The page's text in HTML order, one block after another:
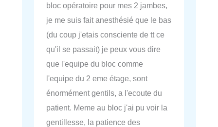
bloc opératoire pour mes 2 jambes,
je me suis fait anesthésié que le bas
(du coup j'etais consciente de tt ce
qu'il se passait) je peux vous dire
que l'equipe du bloc comme
l'equipe du 2 eme étage, sont
énormément gentils, a l'ecoute du
patient. Meme au bloc j'ai pu voir la
gentillesse, la patience des